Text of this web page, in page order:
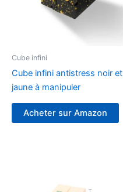
Cube infini
Cube infini antistress noir et
jaune à manipuler
Acheter sur Amazon